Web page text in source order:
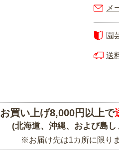
メ
園
送
お買い上げ8,000円以上で
(北海道、沖縄、および島し
※お届け先は1カ所に限りま